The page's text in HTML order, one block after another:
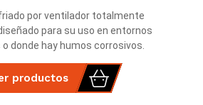
por ventilador totalmente
para su uso en entornos
donde hay humos corrosivos.
productos